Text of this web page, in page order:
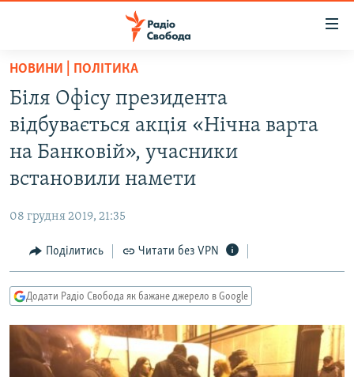
Перейти
основного
матеріалу
Перейти
до
основної
Перейти
пошуку
РАДІО СВОБОДА – 70 РОКІВ
ВСЕ ЗА ДОБУ
СТАТТІ
СУСПІЛЬСТВО
КУЛЬТУРА
СПОРТ
СВІТ
ДОНБАС.РЕАЛІЇ
КРИМ.РЕАЛІЇ
ТИ ЯК?
КИТАЙ.ВИКЛИКИ
МУЛЬТИМЕДІА
НОВИНИ | ПОЛІТИКА
Біля Офісу президента
відбувається акція «Нічна варта
на Банковій», учасники
встановили намети
08 грудня 2019, 21:35
Поділитись Читати без VPN
Додати Радіо Свобода як бажане джерело в Google